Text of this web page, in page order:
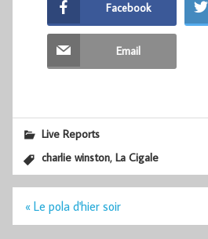
Facebook
Email
Live Reports
charlie winston,La Cigale
Navigation
l’article
« Le pola d'hier soir